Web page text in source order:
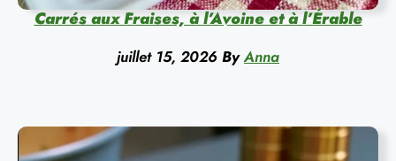
Carrés aux Fraises, à l’Avoine et à l’Érable
juillet 15, 2026 By Anna